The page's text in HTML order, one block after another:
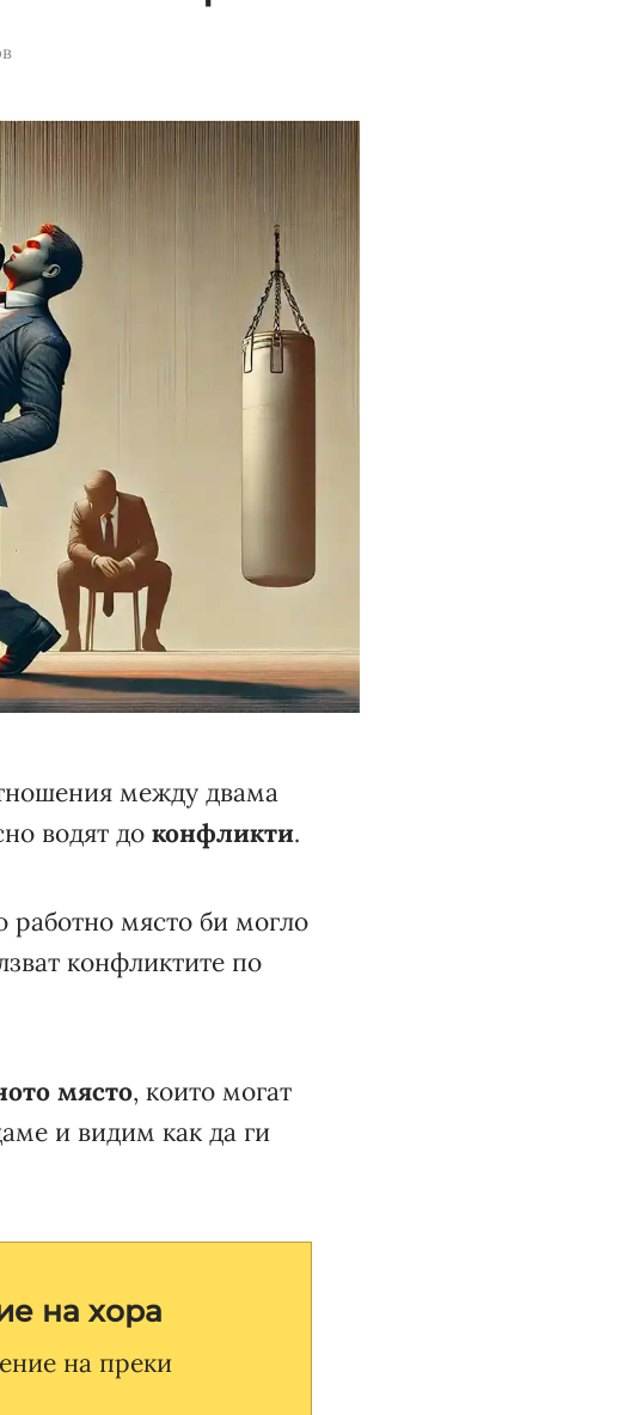
между двама
водят до конфликти.
работно място би могло
конфликтите по
място, които могат
и видим как да ги
на хора
на преки